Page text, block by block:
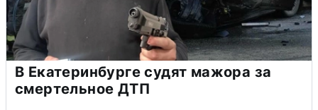
В Екатеринбурге судят мажора за
смертельное ДТП